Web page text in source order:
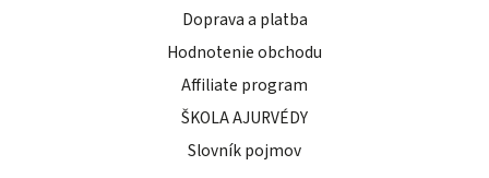
Doprava a platba
Hodnotenie obchodu
Affiliate program
ŠKOLA AJURVÉDY
Slovník pojmov